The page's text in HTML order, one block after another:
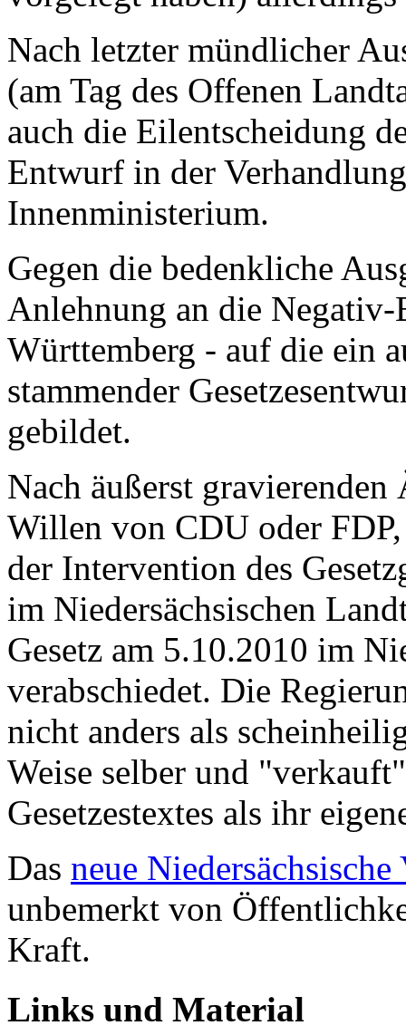
Nach letzter mündlicher
(am Tag des Offenen
auch die Eilentscheidung
Entwurf in der
Innenministerium.
Gegen die bedenkliche
Anlehnung an die Negativ-
Württemberg - auf die ein
stammender
gebildet.
Nach äußerst
Willen von CDU oder
der Intervention des
im Niedersächsischen
Gesetz am 5.10.2010 im
verabschiedet. Die
nicht anders als
Weise selber und
Gesetzestextes als ihr
Das neue
unbemerkt von
Kraft.
Links und Material